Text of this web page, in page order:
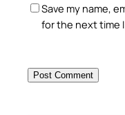
Save my name,
for the next time